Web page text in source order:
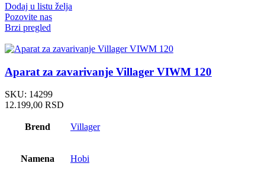
Dodaj u listu želja
Pozovite nas
Brzi pregled
Aparat za zavarivanje Villager VIWM 120
SKU: 14299
12.199,00 RSD
Brend Villager
Namena Hobi